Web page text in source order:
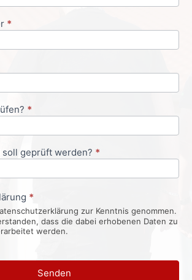
*
*
soll geprüft werden? *
*
zur Kenntnis genommen.
dass die dabei erhobenen Daten zu
werden.
Senden